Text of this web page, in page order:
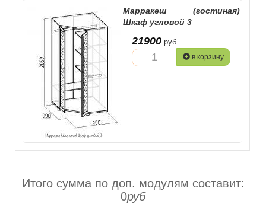
Марракеш (гостиная)
Шкаф угловой 3
21900 руб.
в корзину
Итого сумма по доп. модулям составит:
0руб